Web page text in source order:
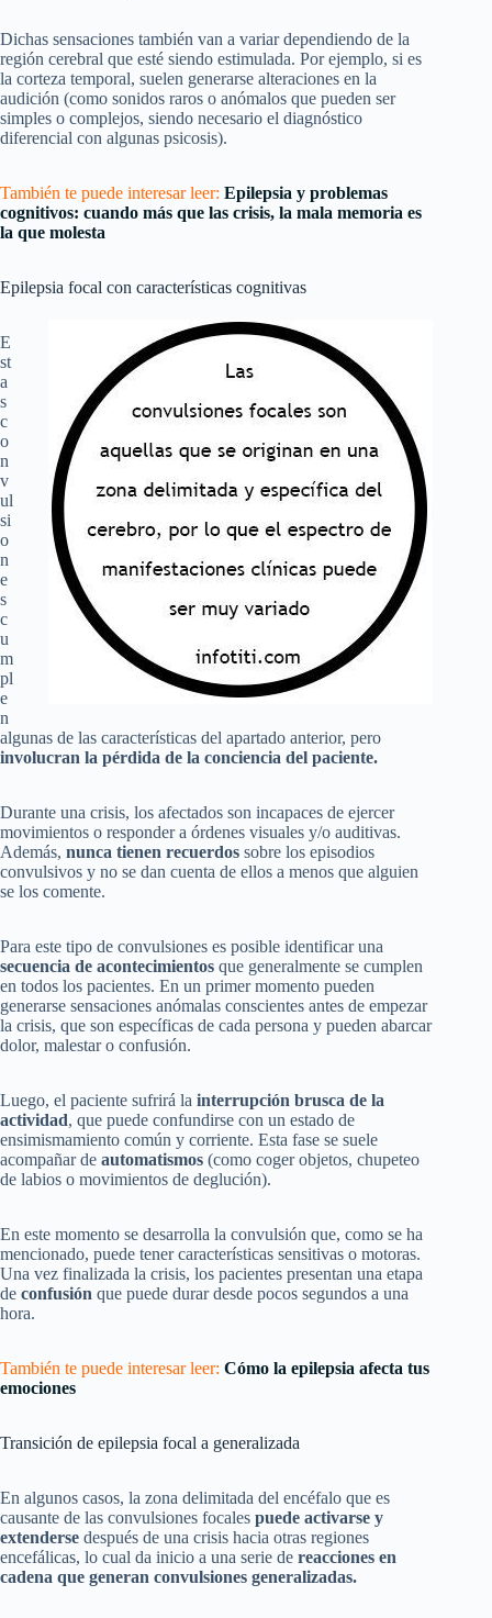
Dichas sensaciones también van a variar dependiendo de la
región cerebral que esté siendo estimulada. Por ejemplo, si es
la corteza temporal, suelen generarse alteraciones en la
audición (como sonidos raros o anómalos que pueden ser
simples o complejos, siendo necesario el diagnóstico
diferencial con algunas psicosis).
También te puede interesar leer: Epilepsia y problemas
cognitivos: cuando más que las crisis, la mala memoria es
la que molesta
Epilepsia focal con características cognitivas
E
st
a
s
c
o
n
v
ul
si
o
n
e
s
c
u
m
pl
e
n
algunas de las características del apartado anterior, pero
involucran la pérdida de la conciencia del paciente.
Durante una crisis, los afectados son incapaces de ejercer
movimientos o responder a órdenes visuales y/o auditivas.
Además, nunca tienen recuerdos sobre los episodios
convulsivos y no se dan cuenta de ellos a menos que alguien
se los comente.
Para este tipo de convulsiones es posible identificar una
secuencia de acontecimientos que generalmente se cumplen
en todos los pacientes. En un primer momento pueden
generarse sensaciones anómalas conscientes antes de empezar
la crisis, que son específicas de cada persona y pueden abarcar
dolor, malestar o confusión.
Luego, el paciente sufrirá la interrupción brusca de la
actividad, que puede confundirse con un estado de
ensimismamiento común y corriente. Esta fase se suele
acompañar de automatismos (como coger objetos, chupeteo
de labios o movimientos de deglución).
En este momento se desarrolla la convulsión que, como se ha
mencionado, puede tener características sensitivas o motoras.
Una vez finalizada la crisis, los pacientes presentan una etapa
de confusión que puede durar desde pocos segundos a una
hora.
También te puede interesar leer: Cómo la epilepsia afecta tus
emociones
Transición de epilepsia focal a generalizada
En algunos casos, la zona delimitada del encéfalo que es
causante de las convulsiones focales puede activarse y
extenderse después de una crisis hacia otras regiones
encefálicas, lo cual da inicio a una serie de reacciones en
cadena que generan convulsiones generalizadas.